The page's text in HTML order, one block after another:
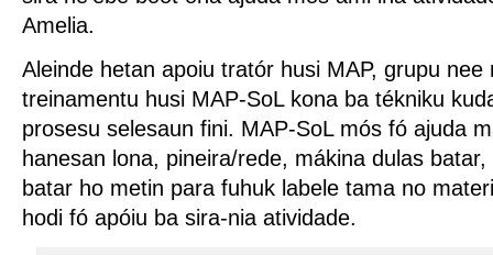
Amelia.
Aleinde hetan apoiu tratór husi MAP, grupu nee
treinamentu husi MAP-SoL kona ba tékniku
prosesu selesaun fini. MAP-SoL mós fó ajuda
hanesan lona, pineira/rede, mákina dulas
batar ho metin para fuhuk labele tama no
hodi fó apóiu ba sira-nia atividade.